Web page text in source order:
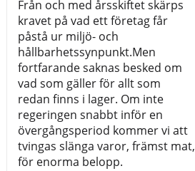
Från och med årsskiftet skärps
kravet på vad ett företag får
påstå ur miljö- och
hållbarhetssynpunkt.Men
fortfarande saknas besked om
vad som gäller för allt som
redan finns i lager. Om inte
regeringen snabbt inför en
övergångsperiod kommer vi att
tvingas slänga varor, främst mat,
för enorma belopp.